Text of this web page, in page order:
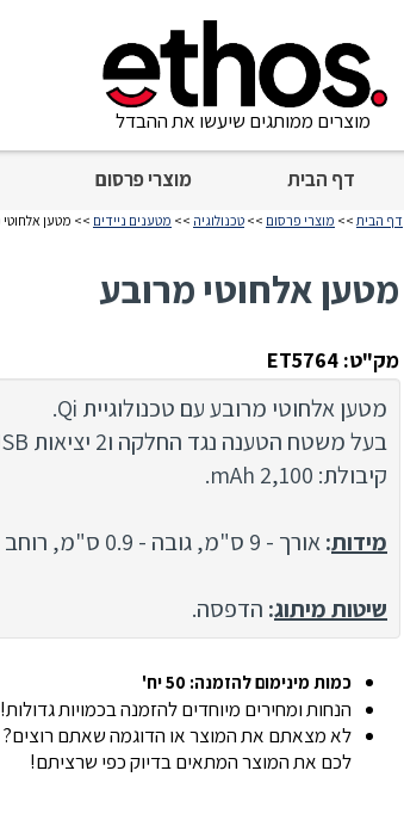
דף הבית מוצרי פרסום
מוצרים ממותגים שיעשו את ההבדל
דף הבית >> מוצרי פרסום >> טכנולוגיה >> מטענים ניידים >> מטען
מטען אלחוטי מרובע
מק"ט: ET5764
מטען אלחוטי מרובע עם טכנולוגיית Qi.
בעל משטח הטענה נגד החלקה ו2 יציאות USB.
קיבולת: 2,100 mAh.
מידות:אורך - 9 ס"מ, גובה - 0.9 ס"מ, רוחב - 9 ס"מ.
שיטות מיתוג: הדפסה.
כמות מינימום להזמנה: 50 יח'
הנחות ומחירים מיוחדים להזמנה בכמויות גדולות!
לא מצאתם את המוצר או הדוגמה שאתם רוצים?
לכם את המוצר המתאים בדיוק כפי שרציתם!